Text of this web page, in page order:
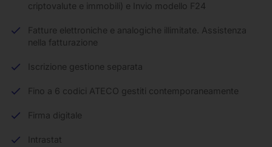
criptovalute e immobili) e Invio modello F24
Fatture elettroniche e analogiche illimitate. Assistenza
nella fatturazione
Iscrizione gestione separata
Fino a 6 codici ATECO gestiti contemporaneamente
Firma digitale
Intrastat